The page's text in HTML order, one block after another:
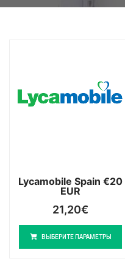
Lycamobile Spain €20
EUR
21,20€
ВЫБЕРИТЕ ПАРАМЕТРЫ